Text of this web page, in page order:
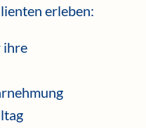
erleben:
ihre